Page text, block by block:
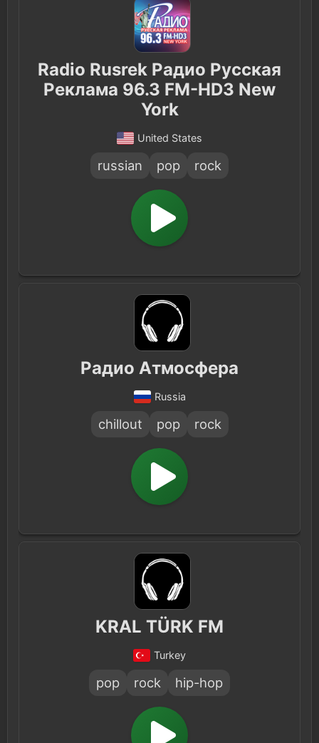
Radio Rusrek Радио Русская
Реклама 96.3 FM-HD3 New
York
United States
russian pop rock
Радио Атмосфера
Russia
chillout pop rock
KRAL TÜRK FM
Turkey
pop rock hip-hop